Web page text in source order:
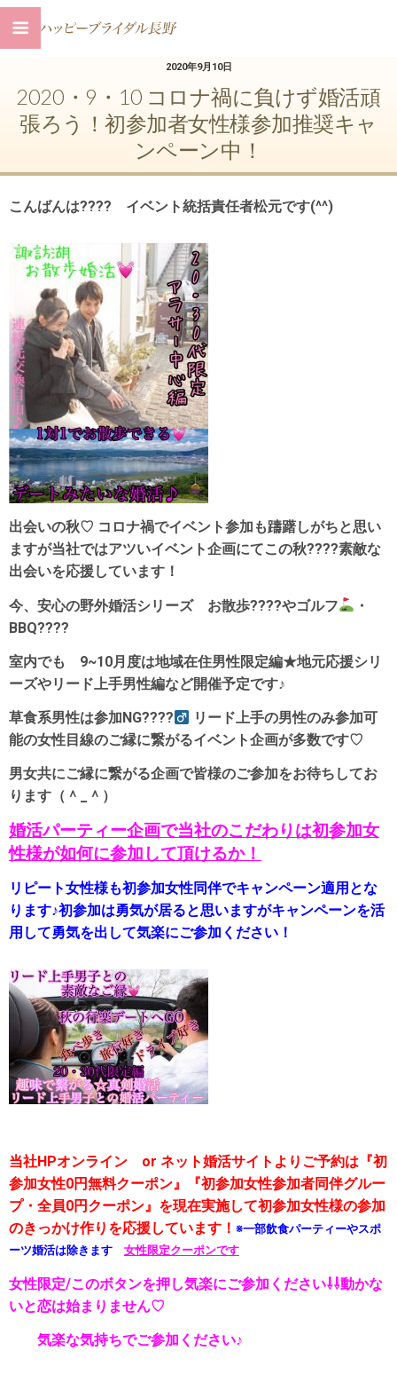
2020年9月10日
2020・9・10 コロナ禍に負けず婚活頑
張ろう！初参加者女性様参加推奨キャ
ンペーン中！
こんばんは???? イベント統括責任者松元です(^^)
出会いの秋♡ コロナ禍でイベント参加も躊躇しがちと思い
ますが当社ではアツいイベント企画にてこの秋????素敵な
出会いを応援しています！
今、安心の野外婚活シリーズ お散歩????やゴルフ
・
BBQ????
室内でも 9~10月度は地域在住男性限定編★地元応援シリ
ーズやリード上手男性編など開催予定です♪
草食系男性は参加NG????‍
リード上手の男性のみ参加可
能の女性目線のご縁に繋がるイベント企画が多数です♡
男女共にご縁に繋がる企画で皆様のご参加をお待ちしてお
ります（＾_＾）
婚活パーティー企画で当社のこだわりは初参加女
性様が如何に参加して頂けるか！
リピート女性様も初参加女性同伴でキャンペーン適用とな
ります♪初参加は勇気が居ると思いますがキャンペーンを活
用して勇気を出して気楽にご参加ください！
当社HPオンライン or ネット婚活サイトよりご予約は『初
参加女性0円無料クーポン』『初参加女性参加者同伴グルー
プ・全員0円クーポン』を現在実施して初参加女性様の参加
のきっかけ作りを応援しています！ ※一部飲食パーティーやスポ
ーツ婚活は除きます 女性限定クーポンです
女性限定/このボタンを押し気楽にご参加ください⇩⇩動かな
いと恋は始まりません♡
気楽な気持ちでご参加ください♪